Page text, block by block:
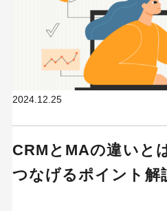
2024.12.25
CRMとMAの違いと
つなげるポイント解